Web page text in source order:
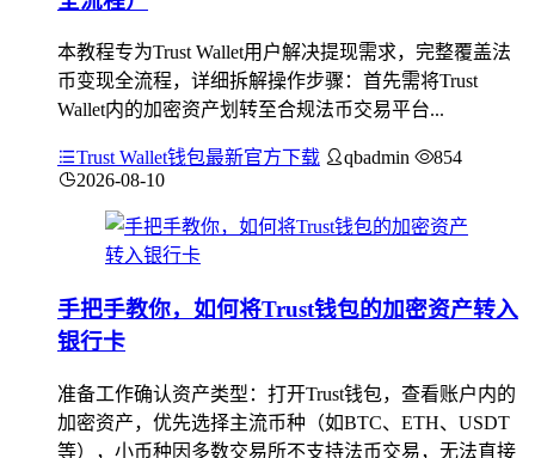
本教程专为Trust Wallet用户解决提现需求，完整覆盖法
币变现全流程，详细拆解操作步骤：首先需将Trust
Wallet内的加密资产划转至合规法币交易平台...
Trust Wallet钱包最新官方下载 qbadmin
854
2026-08-10
手把手教你，如何将Trust钱包的加密资产转入
银行卡
准备工作确认资产类型：打开Trust钱包，查看账户内的
加密资产，优先选择主流币种（如BTC、ETH、USDT
等），小币种因多数交易所不支持法币交易，无法直接